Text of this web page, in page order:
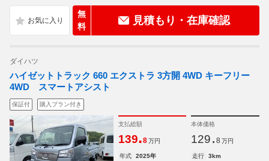
無
料
見積もり・在庫確認
ダイハツ
ハイゼットトラック 660 エクストラ 3方開 4WD キーフリー
4WD スマートアシスト
保証付 購入プラン付き
支払総額
139.8 万円
本体価格
129. 8 万円
年式 2025年 走行
3km